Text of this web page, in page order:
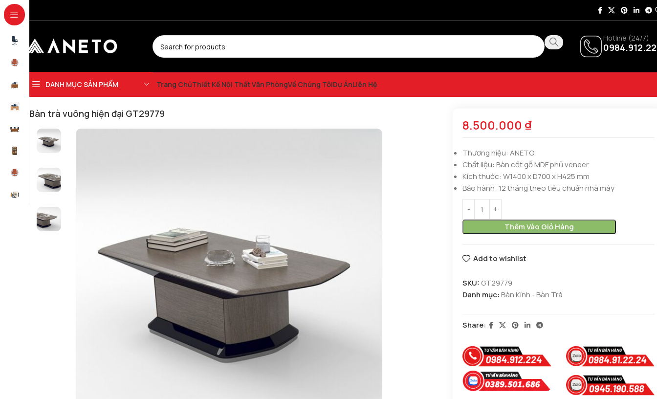
Hotline (24/7)
DANH MỤC SẢN PHẨM Trang ChủThiết Kế Nội Thất Văn PhòngVề Chúng TôiDự ÁnLiên Hệ
Bàn trà vuông hiện đại GT29779
8.500.000 ₫
Thương hiệu: ANETO
Chất liệu: Bàn cốt gỗ MDF phủ veneer
Kích thước: W1400 x D700 x H425 mm
Bảo hành: 12 tháng theo tiêu chuẩn nhà máy
Thêm Vào Giỏ Hàng
Add to wishlist
SKU: GT29779
Danh mục:Bàn Kính - Bàn Trà
Share: